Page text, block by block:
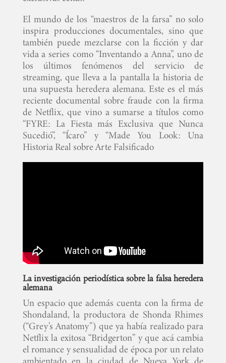
El mundo de los “maestros de la farsa” no solo
inspira producciones documentales, sino que
también puede mezclarse con la ficción y dar
vida a series como “Inventando a Anna”, uno de
los últimos fenómenos del servicio de
streaming, que lleva a la pantalla la historia de
una supuesta heredera alemana. Este es el más
reciente documental sobre fraude con la firma
de Netflix, que vino a sumarse a títulos como
“FYRE: La Fiesta más Exclusiva que Nunca
Sucedió”, “Ícaro” y “Made You Look: Una
Historia Real sobre Arte Falsificado
La investigación periodística sobre la falsa heredera
alemana
Un espacio que además cuenta con la firma de
Shondaland, la productora de Shonda Rhimes
(“Grey’s Anatomy”) que ya había realizado para
Netflix la exitosa “Bridgerton” y que acá cambia
el romance y sensualidad de época por un relato